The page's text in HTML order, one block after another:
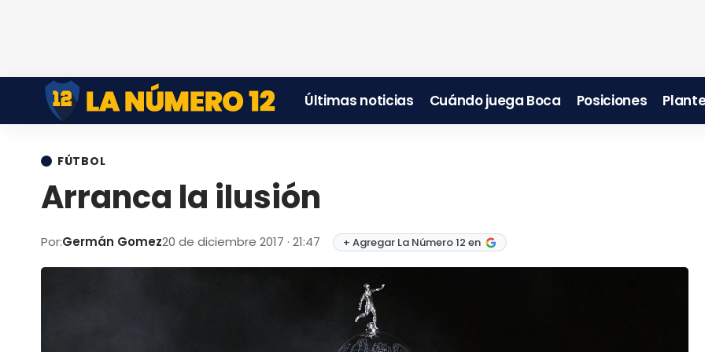
Últimas noticias Cuándo juega Boca Posiciones
FÚTBOL
Arranca la ilusión
Por:Germán Gomez20 de diciembre 2017 · 21:47 + Agregar La Número 12 en